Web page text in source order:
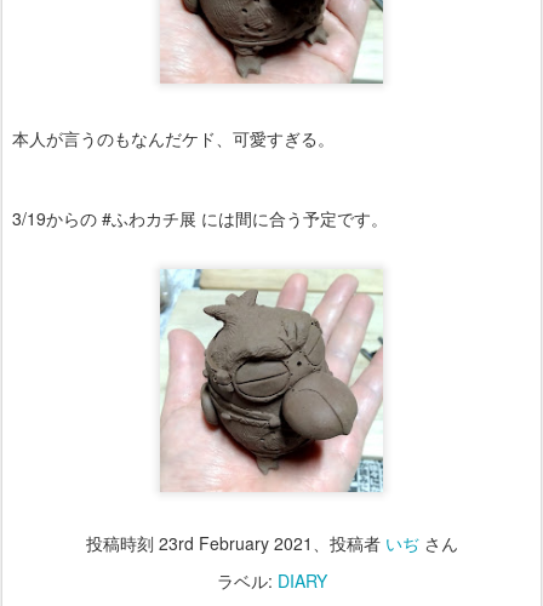
本人が言うのもなんだケド、可愛すぎる。
3/19からの #ふわカチ展 には間に合う予定です。
投稿時刻 23rd February 2021 、投稿者 いぢさん
ラベル: DIARY